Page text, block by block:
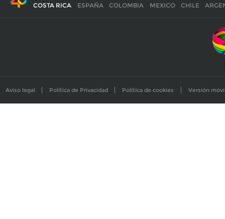
COSTA RICA ESPAÑA COLOMBIA MEXICO CHILE
Aviso legal Política de Privacidad Política de cookies Versión